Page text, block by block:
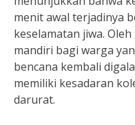
menit awal terjadinya
keselamatan jiwa.
mandiri bagi warga
bencana kembali
memiliki kesadaran
darurat.